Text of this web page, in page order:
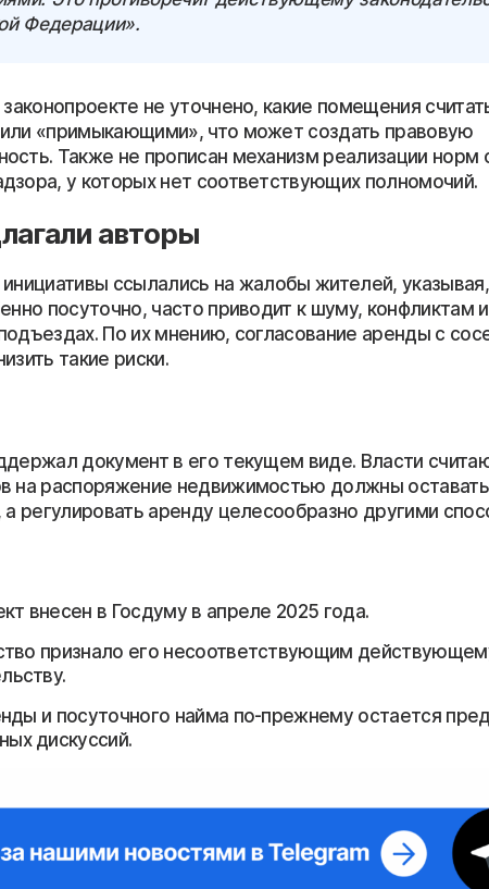
Федерации».
не уточнено, какие помещения
«примыкающими», что может создать правовую
Также не прописан механизм реализации норм
у которых нет соответствующих полномочий.
авторы
инициативы ссылались на жалобы жителей,
посуточно, часто приводит к шуму, конфликтам
По их мнению, согласование аренды с
такие риски.
документ в его текущем виде. Власти
на распоряжение недвижимостью должны
а регулировать аренду целесообразно другими
внесен в Госдуму в апреле 2025 года.
признало его несоответствующим
и посуточного найма по-прежнему остается
дискуссий.